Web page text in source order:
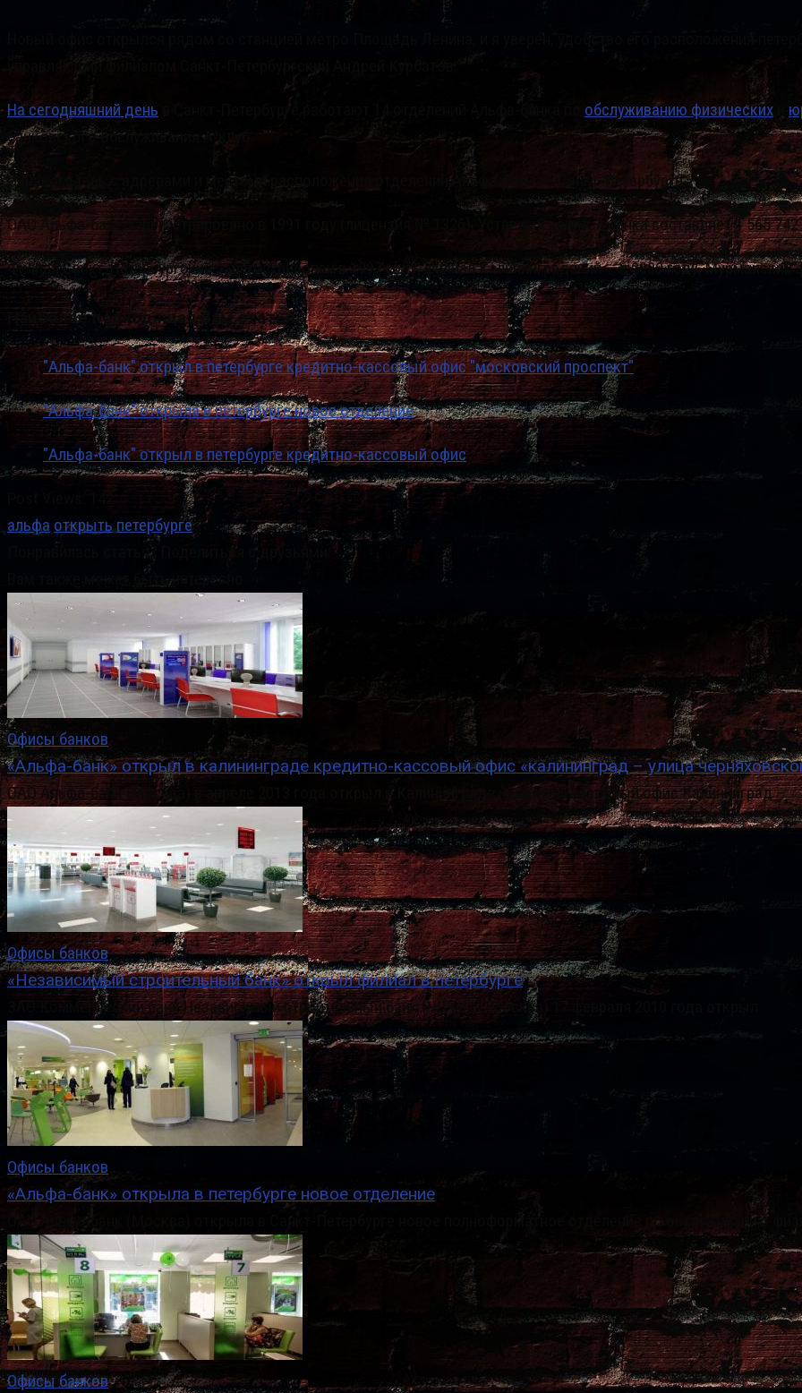
управляющий филиалом Санкт-Петербургский Андрей Курбатов.
На сегодняшний день обслуживанию физических
банковского обслуживания А-клуб.
Ознакомьтесь с адресами и местами расположения отделений Альфа-банка в Санкт-Петербурге.
ОАО Альфа-банк зарегистрировано в 1991 году (лицензия № 1326). Уставный капитал банка составляет 1 565 742
Филиал Санкт-Петербургский зарегистрирован в 1997 году, филиал Калининградский — в 2000 году, Мурманский
Наиболее подходящая Вам статья…
"Альфа-банк" открыл в петербурге кредитно-кассовый офис "московский проспект"
"Альфа-банк" открыла в петербурге новое отделение
"Альфа-банк" открыл в петербурге кредитно-кассовый офис
альфа открыть петербурге
Понравилась статья? Поделиться с друзьями:
Вам также может быть интересно
Офисы банков
«Альфа-банк» открыл в калининграде кредитно-кассовый офис «калининград – улица
ОАО Альфа-банк (Москва) в апреле 2013 года открыл в Калининграде кредитно-кассовый офис Калининград –
Офисы банков
«Независимый строительный банк» открыл филиал в петербурге
ЗАО Коммерческий банк Независимый строительный банк (НС банк, Москва) 17 февраля 2010 года открыл
Офисы банков
«Альфа-банк» открыла в петербурге новое отделение
ОАО Альфа-банк (Москва) открыла в Санкт-Петербурге новое полноформатное отделение по обслуживанию
Офисы банков